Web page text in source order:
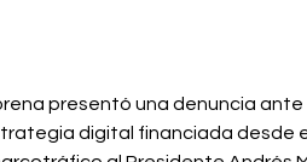
presentó una denuncia
digital financiada desde